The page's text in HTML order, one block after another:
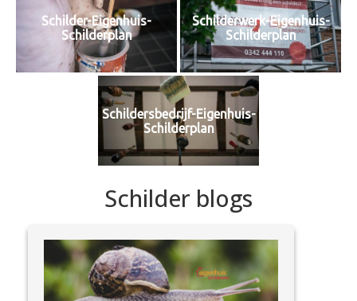
Schilder-Eigenhuis-
Schilderplan
Schilderwerk-Eigenhuis-
Schilderplan
Schildersbedrijf-Eigenhuis-
Schilderplan
Schilder blogs